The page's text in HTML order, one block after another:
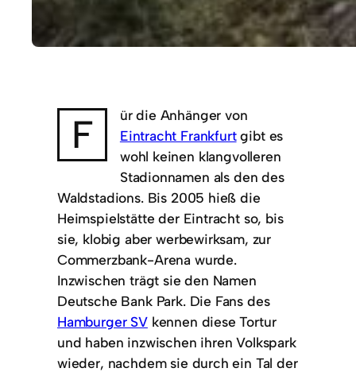
F
ür die Anhänger von
Eintracht Frankfurtgibt es
wohl keinen klangvolleren
Stadionnamen als den des
Waldstadions. Bis 2005 hieß die
Heimspielstätte der Eintracht so, bis
sie, klobig aber werbewirksam, zur
Commerzbank-Arena wurde.
Inzwischen trägt sie den Namen
Deutsche Bank Park. Die Fans des
Hamburger SVkennen diese Tortur
und haben inzwischen ihren Volkspark
wieder, nachdem sie durch ein Tal der